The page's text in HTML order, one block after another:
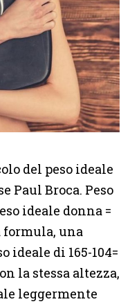
del peso ideale
Paul Broca. Peso
ideale donna =
formula, una
ideale di 165-104=
la stessa altezza,
leggermente